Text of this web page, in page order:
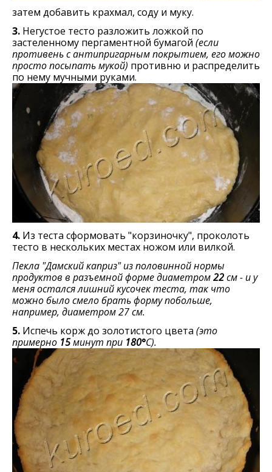
затем добавить крахмал, соду и муку.
3. Негустое тесто разложить ложкой по
застеленному пергаментной бумагой (если
противень с антипригарным покрытием, его можно
просто посыпать мукой) противню и распределить
по нему мучными руками.
4. Из теста сформовать "корзиночку", проколоть
тесто в нескольких местах ножом или вилкой.
Пекла "Дамский каприз" из половинной нормы
продуктов в разъемной форме диаметром22см - и у
меня остался лишний кусочек теста, так что
можно было смело брать форму побольше,
например, диаметром 27 см.
5. Испечь корж до золотистого цвета (это
примерно 15минут при 180°С).